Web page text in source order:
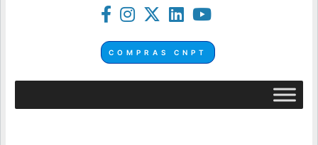
COMPRAS CNPT